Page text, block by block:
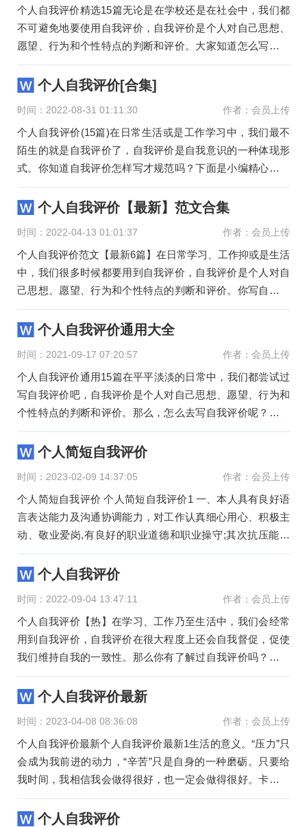
个人自我评价精选15篇无论是在学校还是在社会中，我们都
不可避免地要使用自我评价，自我评价是个人对自己思想、
愿望、行为和个性特点的判断和评价。大家知道怎么写自我
评价才是
个人自我评价[合集]
时间：2022-08-31 01:11:30 作者：会员上传
个人自我评价(15篇)在日常生活或是工作学习中，我们最不
陌生的就是自我评价了，自我评价是自我意识的一种体现形
式。你知道自我评价怎样写才规范吗？下面是小编精心整理
的个人自我
个人自我评价【最新】范文合集
时间：2022-04-13 01:01:37 作者：会员上传
个人自我评价范文【最新6篇】在日常学习、工作抑或是生活
中，我们很多时候都要用到自我评价，自我评价是个人对自
己思想、愿望、行为和个性特点的判断和评价。你写自我评
价时总
个人自我评价通用大全
时间：2021-09-17 07:20:57 作者：会员上传
个人自我评价通用15篇在平平淡淡的日常中，我们都尝试过
写自我评价吧，自我评价是个人对自己思想、愿望、行为和
个性特点的判断和评价。那么，怎么去写自我评价呢？下面
是小编为大家
个人简短自我评价
时间：2023-02-09 14:37:05 作者：会员上传
个人简短自我评价 个人简短自我评价1 一、本人具有良好语
言表达能力及沟通协调能力，对工作认真细心用心、积极主
动、敬业爱岗,有良好的职业道德和职业操守;其次抗压能力
强，具
个人自我评价
时间：2022-09-04 13:47:11 作者：会员上传
个人自我评价【热】在学习、工作乃至生活中，我们会经常
用到自我评价，自我评价在很大程度上还会自我督促，促使
我们维持自我的一致性。那么你有了解过自我评价吗？下面
是小编为大家
个人自我评价最新
时间：2023-04-08 08:36:08 作者：会员上传
个人自我评价最新个人自我评价最新1生活的意义。“压力”只
会成为我前进的动力，“辛苦”只是自身的一种磨砺。只要给
我时间，我相信我会做得很好，也一定会做得很好。卡耐基
说过：
个人自我评价